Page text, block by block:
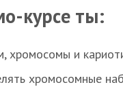
курсе ты:
хромосомы и
хромосомные